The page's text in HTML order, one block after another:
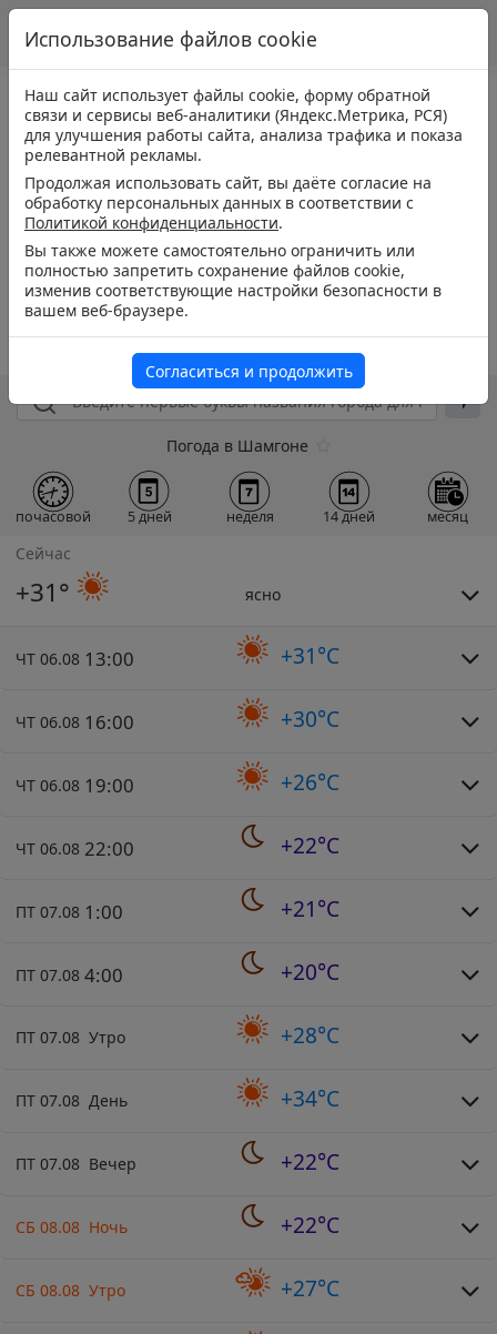
Погода в Шамгоне
почасовой 5 дней неделя 14 дней месяц
Сейчас
+31° ясно
ЧТ 06.08 13:00 +31°C
ЧТ 06.08 16:00 +30°C
ЧТ 06.08 19:00 +26°C
ЧТ 06.08 22:00 +22°C
ПТ 07.08 1:00 +21°C
ПТ 07.08 4:00 +20°C
ПТ 07.08 Утро +28°C
ПТ 07.08 День +34°C
ПТ 07.08 Вечер +22°C
СБ 08.08 Ночь +22°C
СБ 08.08 Утро +27°C
Использование файлов cookie
Наш сайт использует файлы cookie, форму обратной
связи и сервисы веб-аналитики (Яндекс.Метрика, РСЯ)
для улучшения работы сайта, анализа трафика и показа
релевантной рекламы.
Продолжая использовать сайт, вы даёте согласие на
обработку персональных данных в соответствии с
Политикой конфиденциальности.
Вы также можете самостоятельно ограничить или
полностью запретить сохранение файлов cookie,
изменив соответствующие настройки безопасности в
вашем веб-браузере.
Согласиться и продолжить